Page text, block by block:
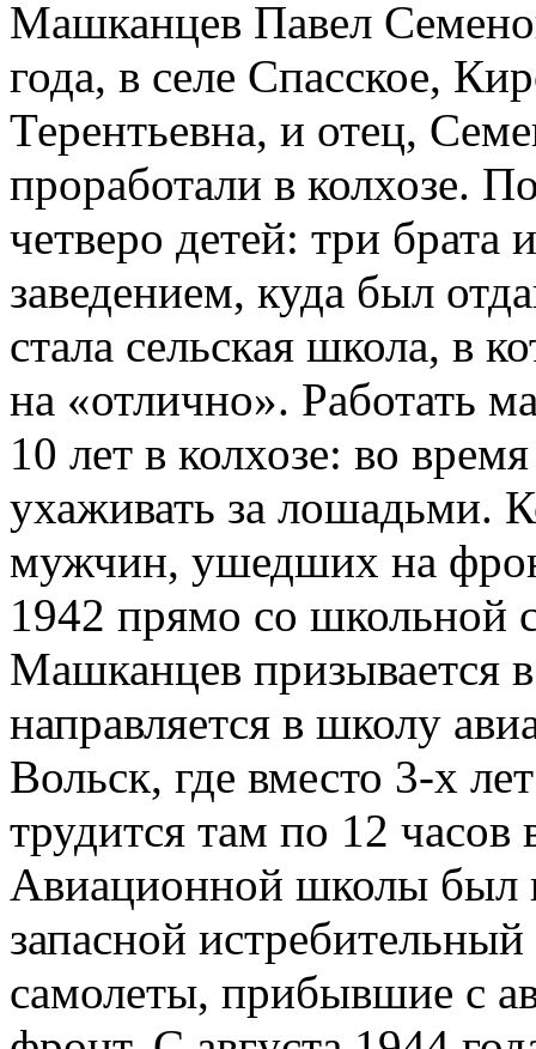
Машканцев Павел
года, в селе Спасское,
Терентьевна, и отец,
проработали в колхозе.
четверо детей: три
заведением, куда был
стала сельская школа, в
на «отлично». Работать
10 лет в колхозе: во
ухаживать за лошадьми.
мужчин, ушедших на
1942 прямо со школьной
Машканцев призывается
направляется в школу
Вольск, где вместо 3-х
трудится там по 12
Авиационной школы был
запасной
самолеты, прибывшие с